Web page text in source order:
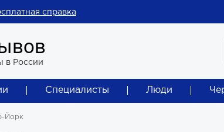
справка
в России
Специалисты Люди
Йорк